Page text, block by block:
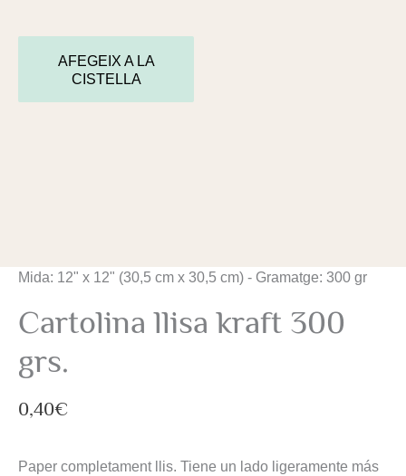
AFEGEIX A LA
CISTELLA
Mida: 12" x 12" (30,5 cm x 30,5 cm) - Gramatge: 300 gr
Cartolina llisa kraft 300
grs.
0,40€
Paper completament llis. Tiene un lado ligeramente más
quantitat
de
llisa
kraft
grs.